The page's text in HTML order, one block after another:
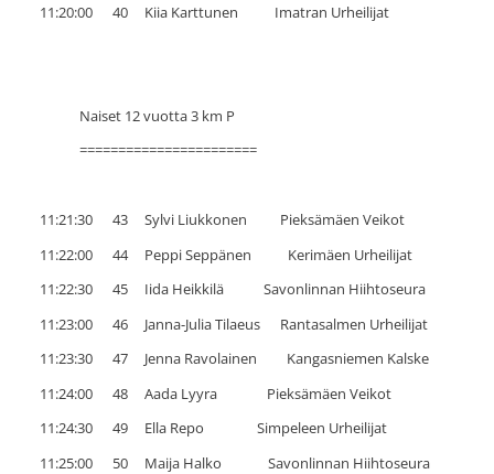
11:20:00 40 Kiia Karttunen Imatran Urheilijat
Naiset 12 vuotta 3 km P
=======================
11:21:30 43 Sylvi Liukkonen Pieksämäen Veikot
11:22:00 44 Peppi Seppänen Kerimäen Urheilijat
11:22:30 45 Iida Heikkilä Savonlinnan Hiihtoseura
11:23:00 46 Janna-Julia Tilaeus Rantasalmen Urheilijat
11:23:30 47 Jenna Ravolainen Kangasniemen Kalske
11:24:00 48 Aada Lyyra Pieksämäen Veikot
11:24:30 49 Ella Repo Simpeleen Urheilijat
11:25:00 50 Maija Halko Savonlinnan Hiihtoseura